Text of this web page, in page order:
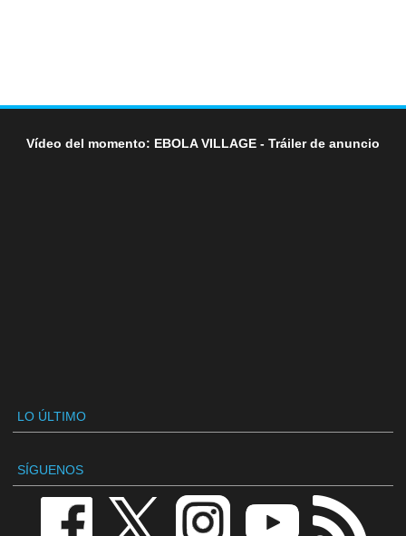
Vídeo del momento: EBOLA VILLAGE - Tráiler de anuncio
LO ÚLTIMO
SÍGUENOS